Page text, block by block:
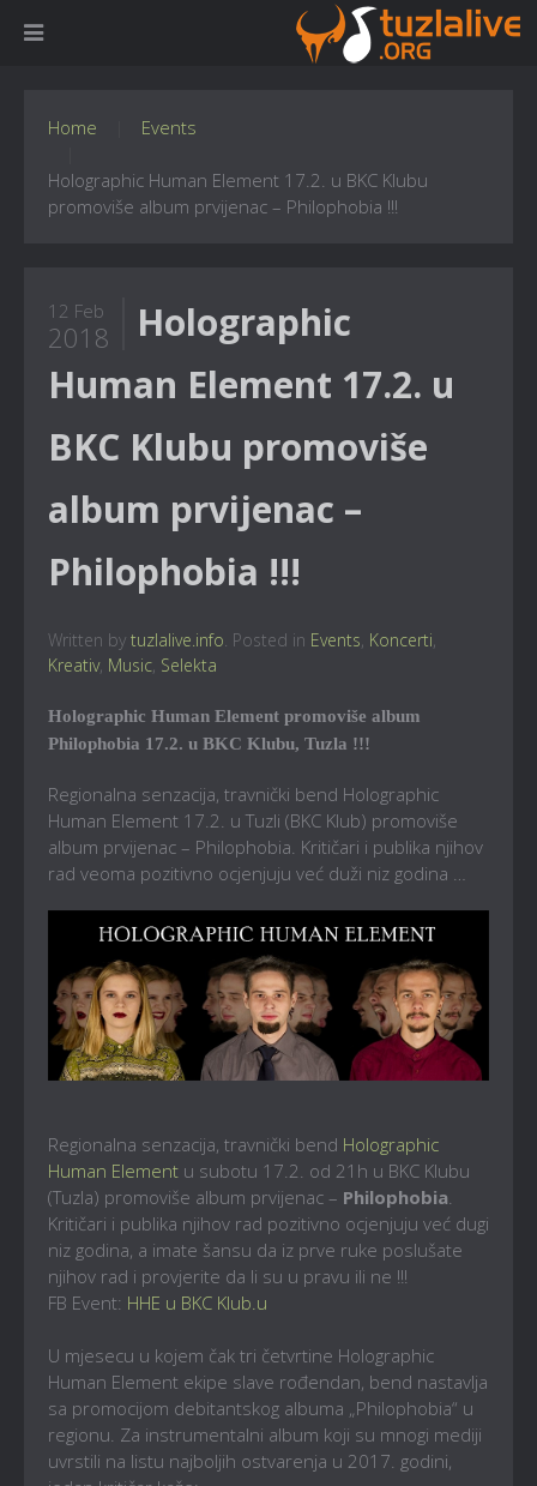
Home Events
Holographic Human Element 17.2. u BKC Klubu
promoviše album prvijenac – Philophobia !!!
12 Feb
2018
Holographic
Human Element 17.2. u
BKC Klubu promoviše
album prvijenac –
Philophobia !!!
Written by tuzlalive.info. Posted in Events, Koncerti,
Kreativ, Music, Selekta
Holographic Human Element promoviše album
Philophobia 17.2. u BKC Klubu, Tuzla !!!
Regionalna senzacija, travnički bend Holographic
Human Element 17.2. u Tuzli (BKC Klub) promoviše
album prvijenac – Philophobia. Kritičari i publika njihov
rad veoma pozitivno ocjenjuju već duži niz godina …
Regionalna senzacija, travnički bend Holographic
Human Element u subotu 17.2. od 21h u BKC Klubu
(Tuzla) promoviše album prvijenac – Philophobia
Kritičari i publika njihov rad pozitivno ocjenjuju već dugi
niz godina, a imate šansu da iz prve ruke poslušate
njihov rad i provjerite da li su u pravu ili ne !!!
FB Event: HHE u BKC Klub.u
U mjesecu u kojem čak tri četvrtine Holographic
Human Element ekipe slave rođendan, bend nastavlja
sa promocijom debitantskog albuma „Philophobia“ u
regionu. Za instrumentalni album koji su mnogi mediji
uvrstili na listu najboljih ostvarenja u 2017. godini,